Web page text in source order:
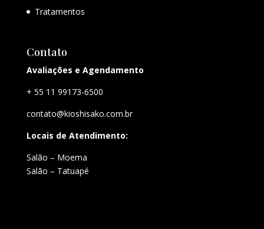
Tratamentos
Contato
Avaliações e Agendamento
+ 55 11 99173-6500
contato@kioshisako.com.br
Locais de Atendimento:
Salão – Moema
Salão – Tatuapé